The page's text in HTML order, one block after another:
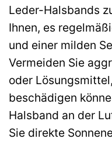
Leder-Halsbands
Ihnen, es
und einer milden
Vermeiden Sie
oder
beschädigen
Halsband an der
Sie direkte